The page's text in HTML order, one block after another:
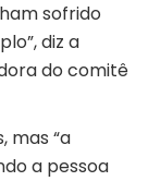
sofrido
diz a
do comitê
mas “a
a pessoa